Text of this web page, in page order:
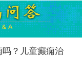
？儿童癫痫治